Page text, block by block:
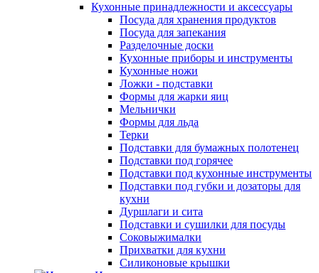
Кухонные принадлежности и аксессуары
Посуда для хранения продуктов
Посуда для запекания
Разделочные доски
Кухонные приборы и инструменты
Кухонные ножи
Ложки - подставки
Формы для жарки яиц
Мельнички
Формы для льда
Терки
Подставки для бумажных полотенец
Подставки под горячее
Подставки под кухонные инструменты
Подставки под губки и дозаторы для
кухни
Дуршлаги и сита
Подставки и сушилки для посуды
Соковыжималки
Прихватки для кухни
Силиконовые крышки